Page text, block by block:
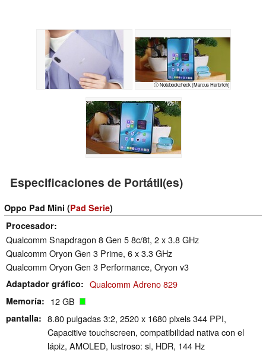
ⓘ Notebookcheck (Marcus Herbrich)
Especificaciones de Portátil(es)
Oppo Pad Mini (Pad Serie)
Procesador
Qualcomm Snapdragon 8 Gen 5 8c/8t, 2 x 3.8 GHz
Qualcomm Oryon Gen 3 Prime, 6 x 3.3 GHz
Qualcomm Oryon Gen 3 Performance, Oryon v3
Adaptador gráfico Qualcomm Adreno 829
Memoría 12 GB
pantalla
8.80 pulgadas 3:2, 2520 x 1680 pixels 344 PPI,
Capacitive touchscreen, compatibilidad nativa con el
lápiz, AMOLED, lustroso: si, HDR, 144 Hz